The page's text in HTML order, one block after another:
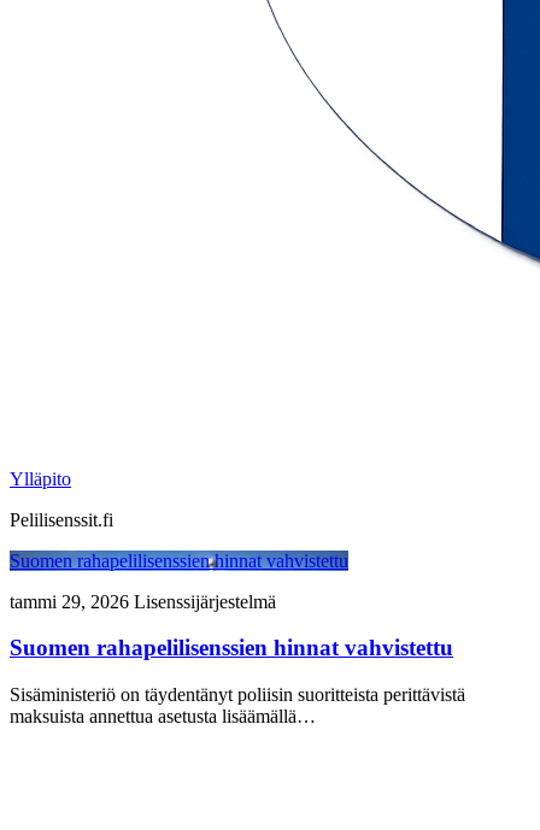
Ylläpito
Pelilisenssit.fi
Suomen rahapelilisenssien hinnat vahvistettu
tammi 29, 2026 Lisenssijärjestelmä
Suomen rahapelilisenssien hinnat vahvistettu
Sisäministeriö on täydentänyt poliisin suoritteista perittävistä
maksuista annettua asetusta lisäämällä…